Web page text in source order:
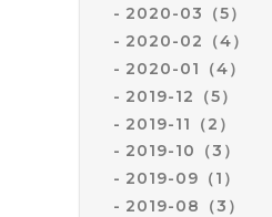
2020-03（5）
2020-02（4）
2020-01（4）
2019-12（5）
2019-11（2）
2019-10（3）
2019-09（1）
2019-08（3）